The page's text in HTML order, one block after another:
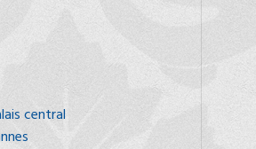
central